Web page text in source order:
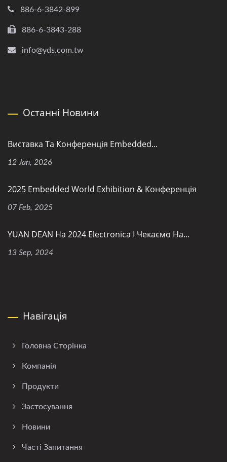
886-6-3842-899
886-6-3843-288
info@yds.com.tw
Останні Новини
Виставка Та Конференція Embedded...
12 Jan, 2026
2025 Embedded World Exhibition & Конференція
07 Feb, 2025
YUAN DEAN На 2024 Electronica І Чекаємо На...
13 Sep, 2024
Навігація
Головна Сторінка
Компанія
Продукти
Застосування
Новини
Часті Запитання